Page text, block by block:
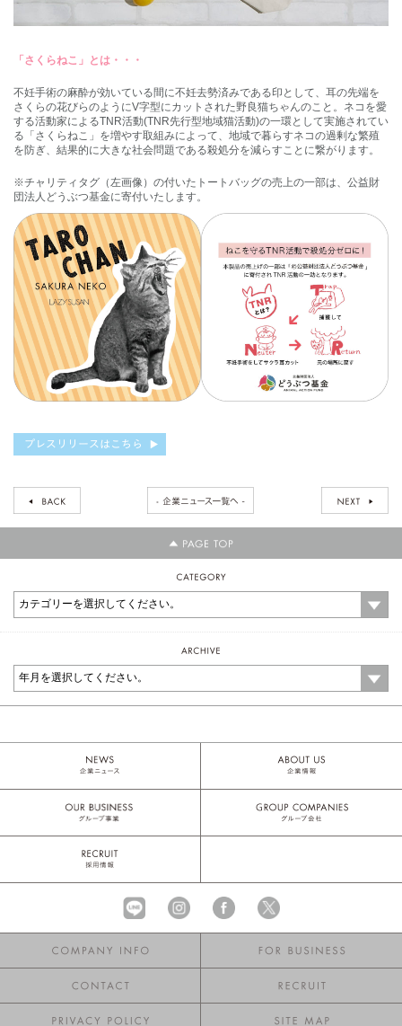
「さくらねこ」とは・・・
不妊手術の麻酔が効いている間に不妊去勢済みである印として、耳の先端を
さくらの花びらのようにV字型にカットされた野良猫ちゃんのこと。ネコを愛
する活動家によるTNR活動(TNR先行型地域猫活動)の一環として実施されてい
る「さくらねこ」を増やす取組みによって、地域で暮らすネコの過剰な繁殖
を防ぎ、結果的に大きな社会問題である殺処分を減らすことに繋がります。
※チャリティタグ（左画像）の付いたトートバッグの売上の一部は、公益財
団法人どうぶつ基金に寄付いたします。